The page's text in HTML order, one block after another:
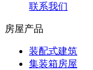
联系我们
房屋产品
装配式建筑
集装箱房屋